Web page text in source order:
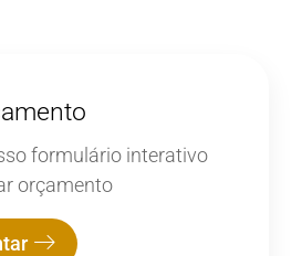
formulário interativo
orçamento